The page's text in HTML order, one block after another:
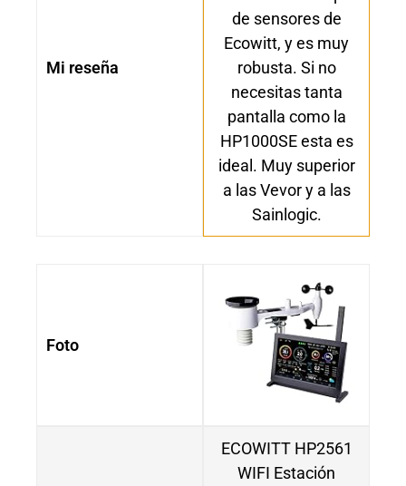
Mi reseña
de sensores de
Ecowitt, y es muy
robusta. Si no
necesitas tanta
pantalla como la
HP1000SE esta es
ideal. Muy superior
a las Vevor y a las
Sainlogic.
Foto
ECOWITT HP2561
WIFI Estación